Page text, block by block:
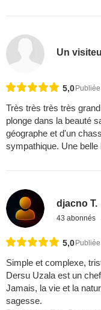
Un
5,0
Très très très très
plonge dans la beauté
géographe et d'un
sympathique. Une belle
djacno T.
43 abonnés
5,0
Simple et complexe,
Dersu Uzala est un
Jamais, la vie et la
sagesse.